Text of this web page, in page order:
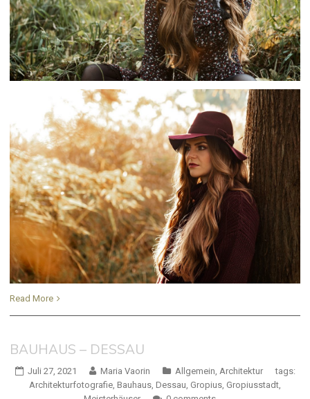
Read More
BAUHAUS – DESSAU
Juli 27, 2021 Maria Vaorin Allgemein Architektur
tags:
Architekturfotografie Bauhaus Dessau Gropius Gropiusstadt